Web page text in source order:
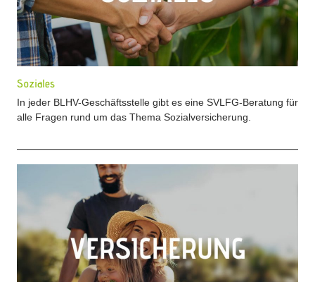
Soziales
In jeder BLHV-Geschäftsstelle gibt es eine SVLFG-Beratung für
alle Fragen rund um das Thema Sozialversicherung.